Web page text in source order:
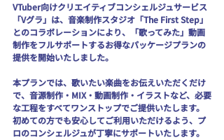
VTuber向けクリエイティブコンシェルジュサービス
「Vグラ」は、音楽制作スタジオ「The First Step」
とのコラボレーションにより、「歌ってみた」動画
制作をフルサポートするお得なパッケージプランの
提供を開始いたしました。
本プランでは、歌いたい楽曲をお伝えいただくだけ
で、音源制作・MIX・動画制作・イラストなど、必要
な工程をすべてワンストップでご提供いたします。
初めての方でも安心してご利用いただけるよう、プ
ロのコンシェルジュが丁寧にサポートいたします。